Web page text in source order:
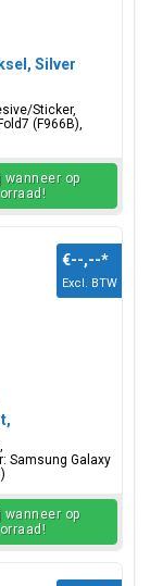
Silver
Sticker,
(F966B),
wanneer op
Samsung Galaxy
€--,--*
Excl. BTW
wanneer op